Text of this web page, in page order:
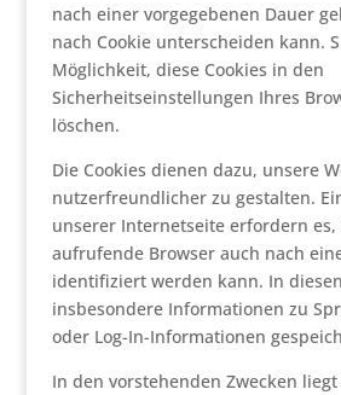
nach einer vorgegebenen Dauer
nach Cookie unterscheiden kann.
Möglichkeit, diese Cookies in den
Sicherheitseinstellungen Ihres
löschen.
Die Cookies dienen dazu, unsere
nutzerfreundlicher zu gestalten.
unserer Internetseite erfordern es,
aufrufende Browser auch nach
identifiziert werden kann. In
insbesondere Informationen zu
oder Log-In-Informationen
In den vorstehenden Zwecken